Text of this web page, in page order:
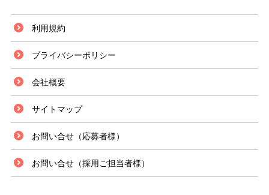
利用規約
プライバシーポリシー
会社概要
サイトマップ
お問い合せ（応募者様）
お問い合せ（採用ご担当者様）